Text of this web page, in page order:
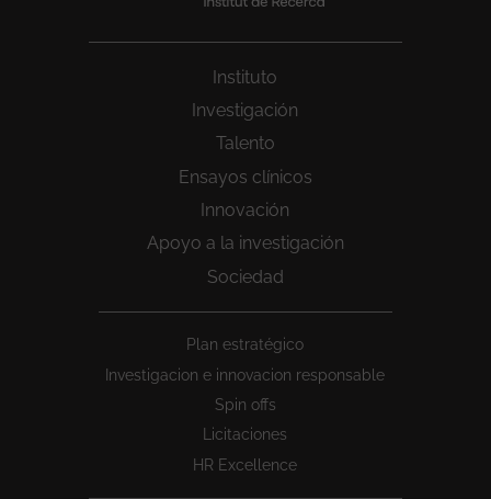
Instituto
Investigación
Talento
Ensayos clínicos
Innovación
Apoyo a la investigación
Sociedad
Plan estratégico
Investigacion e innovacion responsable
Spin offs
Licitaciones
HR Excellence